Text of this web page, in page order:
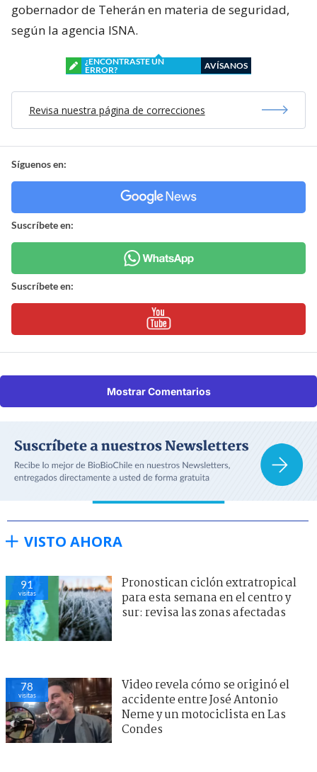
gobernador de Teherán en materia de seguridad,
según la agencia ISNA.
¿ENCONTRASTE UN
ERROR?
AVÍSANOS
Revisa nuestra página de correcciones
Síguenos en:
Suscríbete en:
Suscríbete en:
Mostrar Comentarios
VISTO AHORA
91
visitas
Pronostican ciclón extratropical
para esta semana en el centro y
sur: revisa las zonas afectadas
78
visitas
Video revela cómo se originó el
accidente entre José Antonio
Neme y un motociclista en Las
Condes